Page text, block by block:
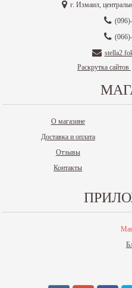
г. Измаил,
Раскрутка сайтов
О магазине
Доставка и оплата
Отзывы
Контакты